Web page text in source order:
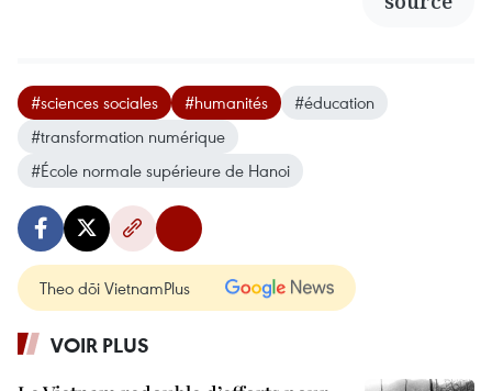
#sciences sociales #humanités
#éducation
#transformation numérique
#École normale supérieure de Hanoi
Theo dõi VietnamPlus
VOIR PLUS